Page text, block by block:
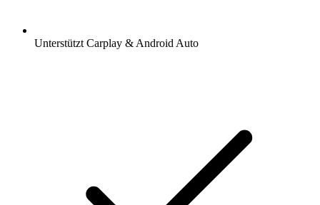
Unterstützt Carplay & Android Auto